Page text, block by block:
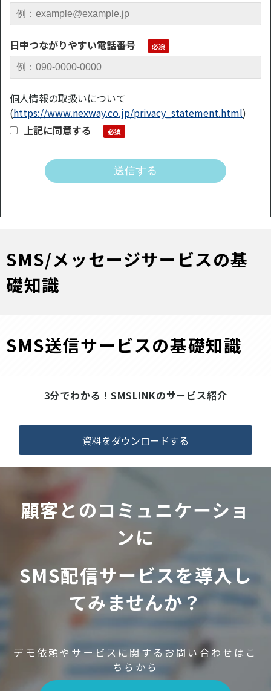
日中つながりやすい電話番号
個人情報の取扱いについて
(https://www.nexway.co.jp/privacy_statement.html)
上記に同意する
SMS/メッセージサービスの基
礎知識
SMS送信サービスの基礎知識
3分でわかる！SMSLINKのサービス紹介
資料をダウンロードする
顧客とのコミュニケーショ
ンに
SMS配信サービスを導入し
てみませんか？
デモ依頼やサービスに関するお問い合わせはこ
ちらから